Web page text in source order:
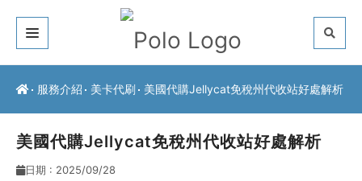
關於我們
服務介紹 美卡代刷 美國代購Jellycat免稅州代收站好處解析
美國代購Jellycat免稅州代收站好處解析
日期 : 2025/09/28